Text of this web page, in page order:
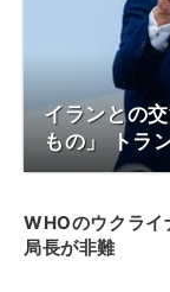
イランとの
もの」 トラ
WHOのウクライ
局長が非難